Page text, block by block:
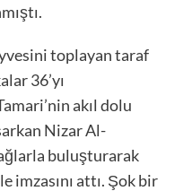
toplayan taraf
36’yı
akıl dolu
Nizar Al-
buluşturarak
imzasını attı. Şok bir